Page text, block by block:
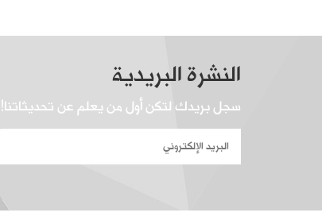
النشرة البريدية
سجل بريدك لتكن أول من يعلم عن تحديثاتنا!